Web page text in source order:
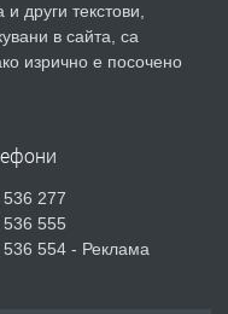
преди 5 дни
в гр. Хасково кв.
МЕБЕЛИ.
други текстови,
в сайта, са
изрично е посочено
277
555
554 - Реклама